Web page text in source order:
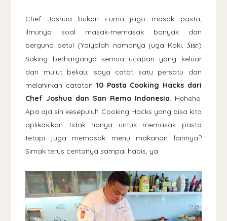
Chef Joshua bukan cuma jago masak pasta,
ilmunya soal masak-memasak banyak dan
berguna betul (Yaiyalah namanya juga Koki, Sist!)
Saking berharganya semua ucapan yang keluar
dari mulut beliau, saya catat satu persatu dan
melahirkan catatan 10 Pasta Cooking Hacks dari
Chef Joshua dan San Remo Indonesia. Hehehe.
Apa aja sih kesepuluh Cooking Hacks yang bisa kita
aplikasikan tidak hanya untuk memasak pasta
tetapi juga memasak menu makanan lainnya?
Simak terus ceritanya sampai habis, ya.